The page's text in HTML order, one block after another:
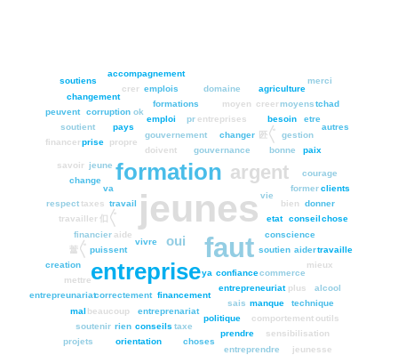
jeunes
faut
formation
entreprise
argent
oui
vivre
confiance
doivent gouvernance
soutien
entrepreneuriat
propre
gouvernement changer
etat
aide
bonne
travail
financement
㔰〲
commerce
correctement
pays
bien
vie
conscience
manque
㐰〲
sais
puissent
emploi entreprises
gestion
entreprenariat
besoin
beaucoup
jeune
corruption
conseil
comportement
former
formations
politique
plus
financier
aider
prise
moyen moyens
technique
conseils
taxes
soutenir
change
changement
creer
courage
etre
paix
sensibilisation
taxe
donner
prendre
travailler
soutient
emplois
ya
mieux
domaine
va
agriculture
mettre
alcool
choses
orientation
outils
projets
rien
soutiens
䔰〲
pr
tchad
travaille
jeunesse
entreprendre
entrepreunariat
mal
savoir
ok
autres
clients
crer
respect
creation
accompagnement
financer
merci
peuvent
chose